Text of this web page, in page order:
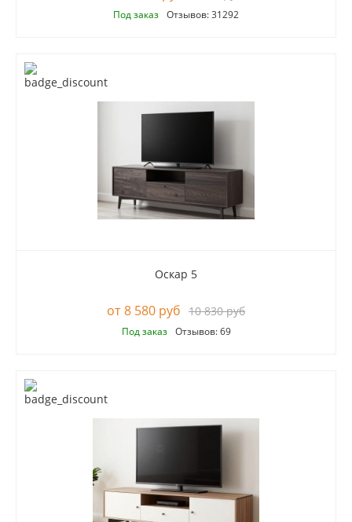
Под заказ Отзывов: 31292
Оскар 5
8 580 руб 10 830 руб
Под заказ Отзывов: 69